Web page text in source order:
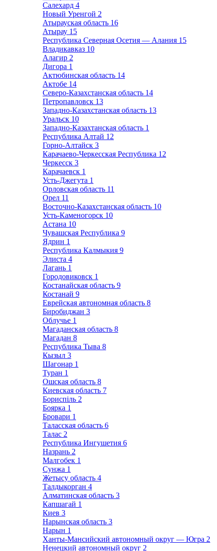
Салехард 4
Новый Уренгой 2
Атырауская область 16
Атырау 15
Республика Северная Осетия — Алания 15
Владикавказ 10
Алагир 2
Дигора 1
Актюбинская область 14
Актобе 14
Северо-Казахстанская область 14
Петропавловск 13
Западно-Казахстанская область 13
Уральск 10
Западно-Казахтанская область 1
Республика Алтай 12
Горно-Алтайск 3
Карачаево-Черкесская Республика 12
Черкесск 3
Карачаевск 1
Усть-Джегута 1
Орловская область 11
Орел 11
Восточно-Казахстанская область 10
Усть-Каменогорск 10
Астана 10
Чувашская Республика 9
Ядрин 1
Республика Калмыкия 9
Элиста 4
Лагань 1
Городовиковск 1
Костанайская область 9
Костанай 9
Еврейская автономная область 8
Биробиджан 3
Облучье 1
Магаданская область 8
Магадан 8
Республика Тыва 8
Кызыл 3
Шагонар 1
Туран 1
Ошская область 8
Киевская область 7
Бориспіль 2
Боярка 1
Бровари 1
Таласская область 6
Талас 2
Республика Ингушетия 6
Назрань 2
Малгобек 1
Сунжа 1
Жетысу область 4
Талдыкорган 4
Алматинская область 3
Капшагай 1
Киев 3
Нарынская область 3
Нарын 1
Ханты-Мансийский автономный округ — Югра 2
Ненецкий автономный округ 2